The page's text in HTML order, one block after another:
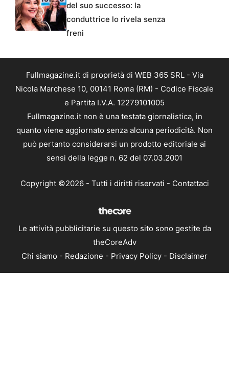
del suo successo: la
conduttrice lo rivela senza
freni
Fullmagazine.it di proprietà di WEB 365 SRL - Via
Nicola Marchese 10, 00141 Roma (RM) - Codice Fiscale
e Partita I.V.A. 12279101005
Fullmagazine.it non è una testata giornalistica, in
quanto viene aggiornato senza alcuna periodicità. Non
può pertanto considerarsi un prodotto editoriale ai
sensi della legge n. 62 del 07.03.2001
Copyright ©2026 - Tutti i diritti riservati - Contattaci
Le attività pubblicitarie su questo sito sono gestite da
theCoreAdv
Chi siamo - Redazione - Privacy Policy - Disclaimer